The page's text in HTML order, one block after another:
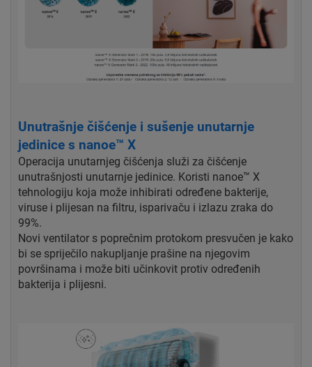
Unutrašnje čišćenje i sušenje unutarnje
jedinice s nanoe™ X
Operacija unutarnjeg čišćenja služi za čišćenje
unutrašnjosti unutarnje jedinice. Koristi nanoe™ X
tehnologiju koja može inhibirati određene bakterije,
viruse i plijesan na filtru, isparivaču i izlazu zraka do
99%.
Novi ventilator s poprečnim protokom presvučen je kako
bi se spriječilo nakupljanje prašine na njegovim
površinama i može biti učinkovit protiv određenih
bakterija i plijesni.